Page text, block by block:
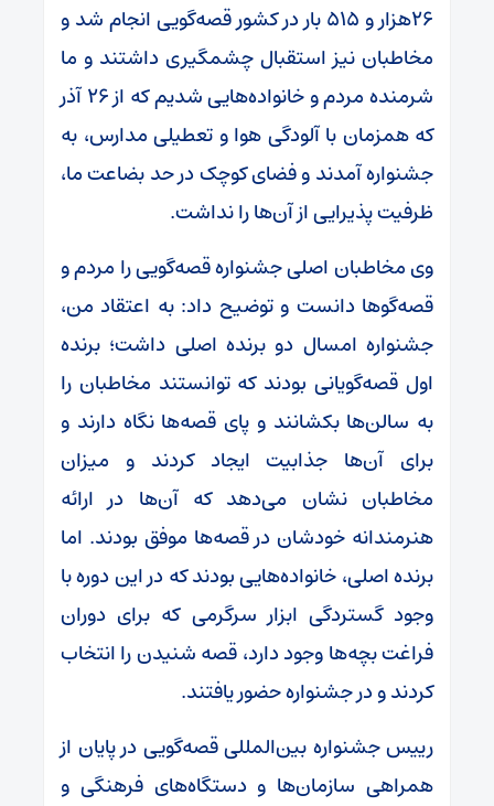
۲۶هزار و ۵۱۵ بار در کشور قصه‌گویی انجام شد و
مخاطبان نیز استقبال چشمگیری داشتند و ما
شرمنده مردم و خانواده‌هایی شدیم که از ۲۶ آذر
که همزمان با آلودگی هوا و تعطیلی مدارس، به
جشنواره آمدند و فضای کوچک در حد بضاعت ما،
ظرفیت پذیرایی از آن‌ها را نداشت.
وی مخاطبان اصلی جشنواره قصه‌گویی را مردم و
قصه‌گوها دانست و توضیح داد: به اعتقاد من،
جشنواره امسال دو برنده اصلی داشت؛ برنده
اول قصه‌گویانی بودند که توانستند مخاطبان را
به سالن‌ها بکشانند و پای قصه‌ها نگاه دارند و
برای آن‌ها جذابیت ایجاد کردند و میزان
مخاطبان نشان می‌دهد که آن‌ها در ارائه
هنرمندانه خودشان در قصه‌ها موفق بودند. اما
برنده اصلی، خانواده‌هایی بودند که در این دوره با
وجود گستردگی ابزار سرگرمی که برای دوران
فراغت بچه‌ها وجود دارد، قصه شنیدن را انتخاب
کردند و در جشنواره حضور یافتند.
رییس جشنواره بین‌المللی قصه‌گویی در پایان از
همراهی سازمان‌ها و دستگاه‌های فرهنگی و